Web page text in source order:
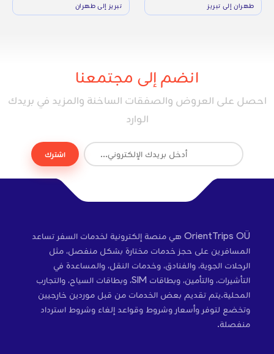
طهران إلى تبريز تبريز إلى طهران
انضم إلى مجتمعنا
احصل على العروض والصفقات الساخنة والمزيد في بريدك
الوارد
اشترك
OrientTrips OÜ هي منصة إلكترونية لخدمات السفر تساعد
المسافرين على حجز خدمات مختارة بشكل منفصل، مثل
الرحلات الجوية، والفنادق، وخدمات النقل، والمساعدة في
التأشيرات، والتأمين، وبطاقات SIM، وبطاقات السياح، والتجارب
المحلية.يتم تقديم بعض الخدمات من قبل موردين خارجيين
وتخضع لتوفر وأسعار وشروط وقواعد إلغاء وشروط استرداد
منفصلة.